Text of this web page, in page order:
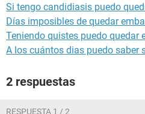
Si tengo candidiasis puedo
Días imposibles de quedar
Teniendo quistes puedo quedar
A los cuántos dias puedo saber
2 respuestas
RESPUESTA 1 / 2